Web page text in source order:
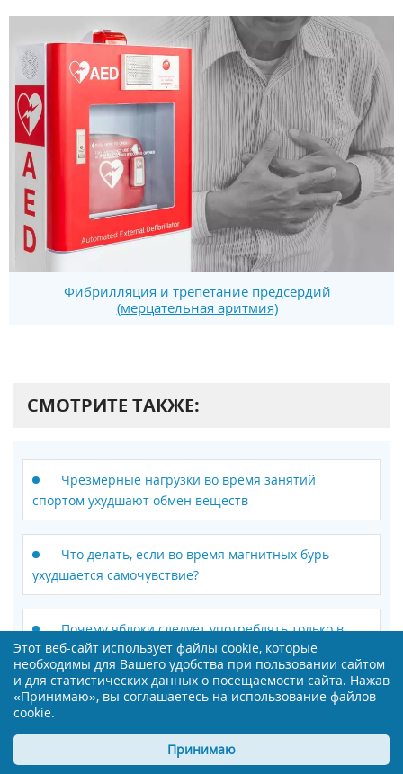
Фибрилляция и трепетание предсердий
(мерцательная аритмия)
СМОТРИТЕ ТАКЖЕ:
Чрезмерные нагрузки во время занятий
спортом ухудшают обмен веществ
Что делать, если во время магнитных бурь
ухудшается самочувствие?
Почему яблоки следует употреблять только в
первой половине дня?
Малоподвижный образ жизни каждый год
Этот веб-сайт использует файлы cookie, которые
необходимы для Вашего удобства при пользовании сайтом
и для статистических данных о посещаемости сайта. Нажав
«Принимаю», вы соглашаетесь на использование файлов
cookie.
Принимаю